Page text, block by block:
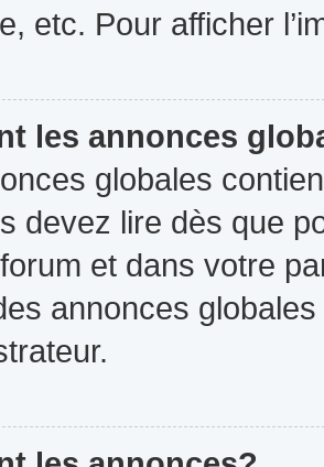
etc. Pour afficher
les annonces
globales
devez lire dès que
et dans votre
annonces